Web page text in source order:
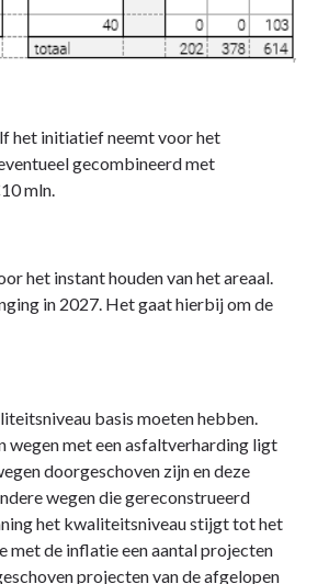
het initiatief neemt voor het
gecombineerd met
mln.
het instant houden van het areaal.
in 2027. Het gaat hierbij om de
basis moeten hebben.
wegen met een asfaltverharding ligt
doorgeschoven zijn en deze
wegen die gereconstrueerd
het kwaliteitsniveau stijgt tot het
met de inflatie een aantal projecten
projecten van de afgelopen